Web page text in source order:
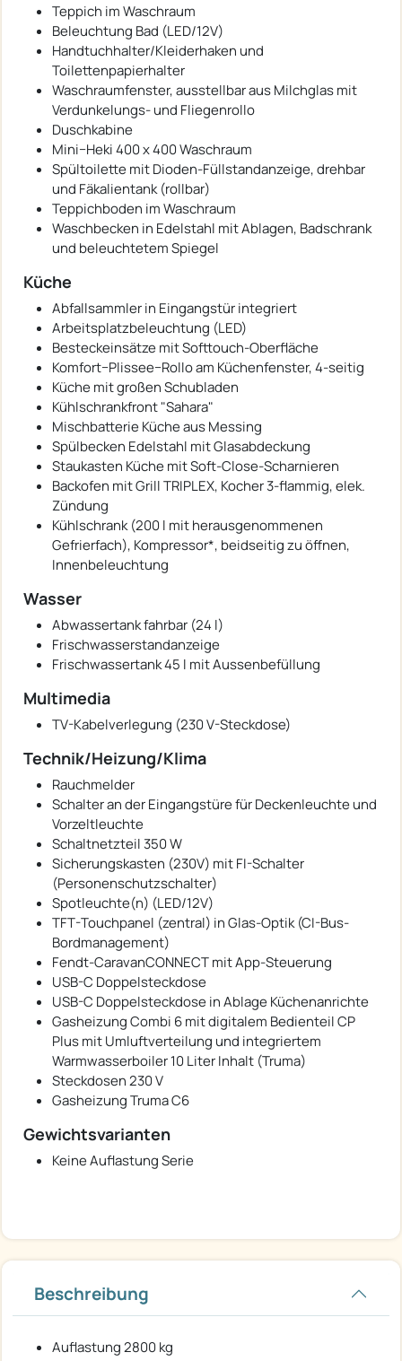
Teppich im Waschraum
Beleuchtung Bad (LED/12V)
Handtuchhalter/Kleiderhaken und
Toilettenpapierhalter
Waschraumfenster, ausstellbar aus Milchglas mit
Verdunkelungs- und Fliegenrollo
Duschkabine
Mini−Heki 400 x 400 Waschraum
Spültoilette mit Dioden-Füllstandanzeige, drehbar
und Fäkalientank (rollbar)
Teppichboden im Waschraum
Waschbecken in Edelstahl mit Ablagen, Badschrank
und beleuchtetem Spiegel
Küche
Abfallsammler in Eingangstür integriert
Arbeitsplatzbeleuchtung (LED)
Besteckeinsätze mit Softtouch-Oberfläche
Komfort−Plissee−Rollo am Küchenfenster, 4-seitig
Küche mit großen Schubladen
Kühlschrankfront "Sahara"
Mischbatterie Küche aus Messing
Spülbecken Edelstahl mit Glasabdeckung
Staukasten Küche mit Soft-Close-Scharnieren
Backofen mit Grill TRIPLEX, Kocher 3-flammig, elek.
Zündung
Kühlschrank (200 l mit herausgenommenen
Gefrierfach), Kompressor*, beidseitig zu öffnen,
Innenbeleuchtung
Wasser
Abwassertank fahrbar (24 l)
Frischwasserstandanzeige
Frischwassertank 45 l mit Aussenbefüllung
Multimedia
TV-Kabelverlegung (230 V-Steckdose)
Technik/Heizung/Klima
Rauchmelder
Schalter an der Eingangstüre für Deckenleuchte und
Vorzeltleuchte
Schaltnetzteil 350 W
Sicherungskasten (230V) mit FI-Schalter
(Personenschutzschalter)
Spotleuchte(n) (LED/12V)
TFT-Touchpanel (zentral) in Glas-Optik (CI-Bus-
Bordmanagement)
Fendt-CaravanCONNECT mit App-Steuerung
USB-C Doppelsteckdose
USB-C Doppelsteckdose in Ablage Küchenanrichte
Gasheizung Combi 6 mit digitalem Bedienteil CP
Plus mit Umluftverteilung und integriertem
Warmwasserboiler 10 Liter Inhalt (Truma)
Steckdosen 230 V
Gasheizung Truma C6
Gewichtsvarianten
Keine Auflastung Serie
Beschreibung
Auflastung 2800 kg